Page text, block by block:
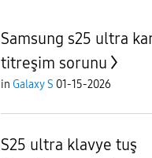
Samsung s25 ultra
titreşim sorunu
in Galaxy S 01-15-2026
S25 ultra klavye tuş